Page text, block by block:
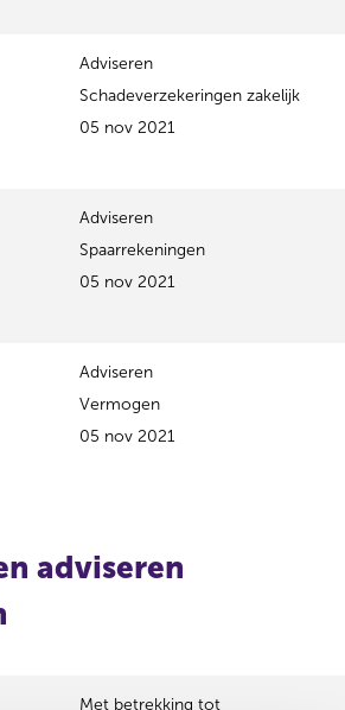
Adviseren
Schadeverzekeringen zakelijk
05 nov 2021
Adviseren
Spaarrekeningen
05 nov 2021
Adviseren
Vermogen
05 nov 2021
adviseren
Met betrekking tot